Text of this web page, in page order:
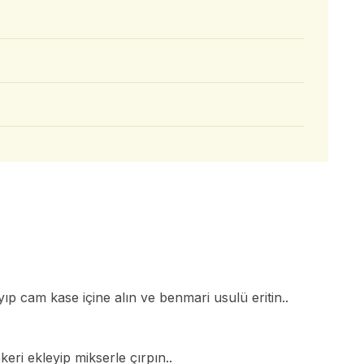
cam kase içine alın ve benmari usulü eritin..
ekleyip mikserle çırpın..